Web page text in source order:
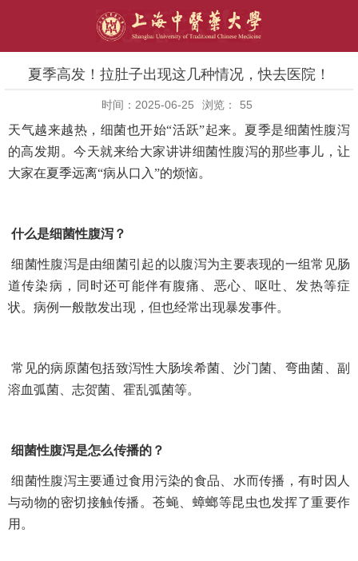
夏季高发！拉肚子出现这几种情况，快去医院！
时间：2025-06-25 浏览： 55
天气越来越热，细菌也开始“活跃”起来。夏季是细菌性腹泻
的高发期。今天就来给大家讲讲细菌性腹泻的那些事儿，让
大家在夏季远离“病从口入”的烦恼。
什么是细菌性腹泻？
细菌性腹泻是由细菌引起的以腹泻为主要表现的一组常见肠
道传染病，同时还可能伴有腹痛、恶心、呕吐、发热等症
状。病例一般散发出现，但也经常出现暴发事件。
常见的病原菌包括致泻性大肠埃希菌、沙门菌、弯曲菌、副
溶血弧菌、志贺菌、霍乱弧菌等。
细菌性腹泻是怎么传播的？
细菌性腹泻主要通过食用污染的食品、水而传播，有时因人
与动物的密切接触传播。苍蝇、蟑螂等昆虫也发挥了重要作
用。